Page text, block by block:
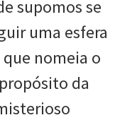
supomos se
uma esfera
nomeia o
da